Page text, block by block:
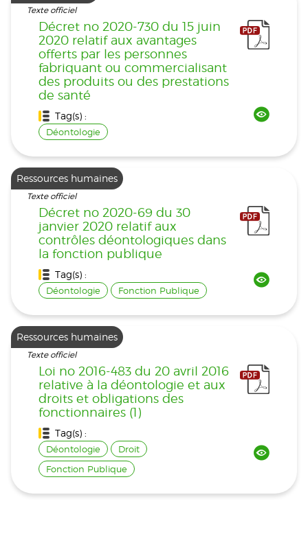
Texte officiel
Décret no 2020-730 du 15 juin
2020 relatif aux avantages
offerts par les personnes
fabriquant ou commercialisant
des produits ou des prestations
de santé
Tag(s) :
Déontologie
Ressources humaines
Texte officiel
Décret no 2020-69 du 30
janvier 2020 relatif aux
contrôles déontologiques dans
la fonction publique
Tag(s) :
Déontologie Fonction Publique
Ressources humaines
Texte officiel
Loi no 2016-483 du 20 avril 2016
relative à la déontologie et aux
droits et obligations des
fonctionnaires (1)
Tag(s) :
Déontologie
Droit
Fonction Publique